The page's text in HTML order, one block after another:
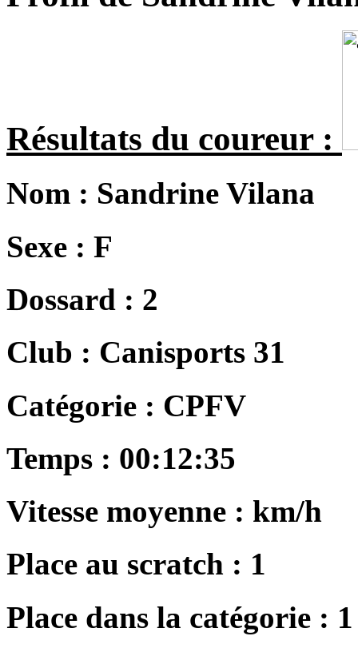
Résultats du coureur :
Nom : Sandrine Vilana
Sexe : F
Dossard : 2
Club : Canisports 31
Catégorie : CPFV
Temps : 00:12:35
Vitesse moyenne : km/h
Place au scratch : 1
Place dans la catégorie : 1